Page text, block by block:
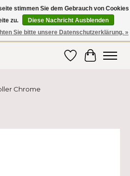
im Bereich Schule, Büro, Papier,
Sie Ihre Bestellung bequem nach
Wunschzettel
Ihr
Chrome
stimmen Sie dem Gebrauch von Cookies
zu.
Diese Nachricht Ausblenden
Sie bitte unsere Datenschutzerklärung. »